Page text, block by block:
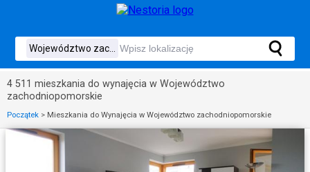
4 511 mieszkania do wynajęcia w Województwo
zachodniopomorskie
Początek > Mieszkania do Wynajęcia w Województwo zachodniopomorskie